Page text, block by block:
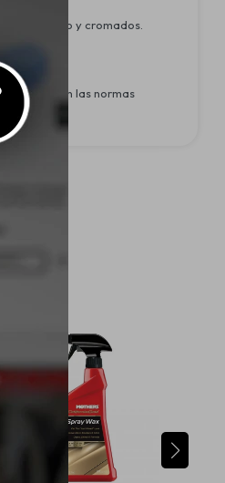
como vidrio y cromados.
con las normas